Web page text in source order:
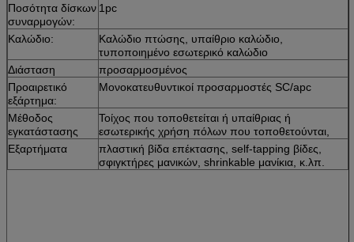
Ποσότητα δίσκων
συναρμογών:
1pc
Καλώδιο:
Καλώδιο πτώσης, υπαίθριο καλώδιο,
τυποποιημένο εσωτερικό καλώδιο
Διάσταση
προσαρμοσμένος
Προαιρετικό
εξάρτημα:
Μονοκατευθυντικοί προσαρμοστές SC/apc
Μέθοδος
εγκατάστασης
Τοίχος που τοποθετείται ή υπαίθριας ή
εσωτερικής χρήση πόλων που τοποθετούνται,
Εξαρτήματα
πλαστική βίδα επέκτασης, self-tapping βίδες,
σφιγκτήρες μανικών, shrinkable μανίκια, κ.λπ.